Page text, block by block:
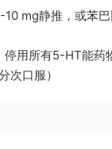
10 mg静推，或苯
停用所有5-HT能药
次口服）